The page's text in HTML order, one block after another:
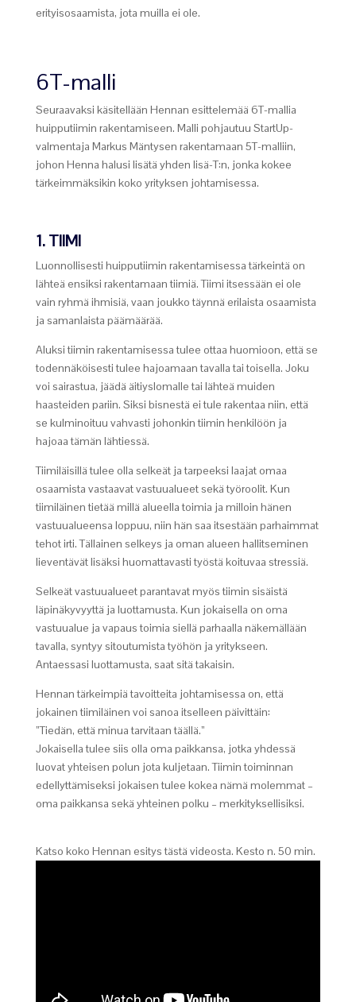
erityisosaamista, jota muilla ei ole.
6T-malli
Seuraavaksi käsitellään Hennan esittelemää 6T-mallia
huipputiimin rakentamiseen. Malli pohjautuu StartUp-
valmentaja Markus Mäntysen rakentamaan 5T-malliin,
johon Henna halusi lisätä yhden lisä-T:n, jonka kokee
tärkeimmäksikin koko yrityksen johtamisessa.
1. TIIMI
Luonnollisesti huipputiimin rakentamisessa tärkeintä on
lähteä ensiksi rakentamaan tiimiä. Tiimi itsessään ei ole
vain ryhmä ihmisiä, vaan joukko täynnä erilaista osaamista
ja samanlaista päämäärää.
Aluksi tiimin rakentamisessa tulee ottaa huomioon, että se
todennäköisesti tulee hajoamaan tavalla tai toisella. Joku
voi sairastua, jäädä äitiyslomalle tai lähteä muiden
haasteiden pariin. Siksi bisnestä ei tule rakentaa niin, että
se kulminoituu vahvasti johonkin tiimin henkilöön ja
hajoaa tämän lähtiessä.
Tiimiläisillä tulee olla selkeät ja tarpeeksi laajat omaa
osaamista vastaavat vastuualueet sekä työroolit. Kun
tiimiläinen tietää millä alueella toimia ja milloin hänen
vastuualueensa loppuu, niin hän saa itsestään parhaimmat
tehot irti. Tällainen selkeys ja oman alueen hallitseminen
lieventävät lisäksi huomattavasti työstä koituvaa stressiä.
Selkeät vastuualueet parantavat myös tiimin sisäistä
läpinäkyvyyttä ja luottamusta. Kun jokaisella on oma
vastuualue ja vapaus toimia siellä parhaalla näkemällään
tavalla, syntyy sitoutumista työhön ja yritykseen.
Antaessasi luottamusta, saat sitä takaisin.
Hennan tärkeimpiä tavoitteita johtamisessa on, että
jokainen tiimiläinen voi sanoa itselleen päivittäin:
”Tiedän, että minua tarvitaan täällä.”
Jokaisella tulee siis olla oma paikkansa, jotka yhdessä
luovat yhteisen polun jota kuljetaan. Tiimin toiminnan
edellyttämiseksi jokaisen tulee kokea nämä molemmat –
oma paikkansa sekä yhteinen polku – merkityksellisiksi.
Katso koko Hennan esitys tästä videosta. Kesto n. 50 min.